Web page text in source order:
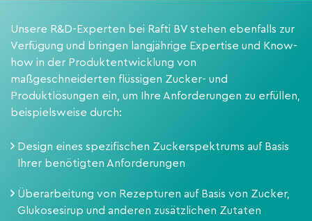
Unsere R&D-Experten bei Rafti BV stehen ebenfalls zur
Verfügung und bringen langjährige Expertise und Know-
how in der Produktentwicklung von
maßgeschneiderten flüssigen Zucker- und
Produktlösungen ein, um Ihre Anforderungen zu erfüllen,
beispielsweise durch:
Design eines spezifischen Zuckerspektrums auf Basis
Ihrer benötigten Anforderungen
Überarbeitung von Rezepturen auf Basis von Zucker,
Glukosesirup und anderen zusätzlichen Zutaten